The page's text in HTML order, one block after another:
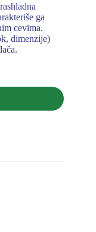
ga
cevima.
dimenzije)